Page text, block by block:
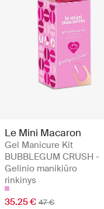
Le Mini Macaron
Gel Manicure Kit
BUBBLEGUM CRUSH -
Gelinio manikiūro
rinkinys
35.25 € 47 €